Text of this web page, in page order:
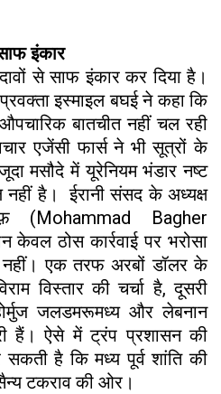
इंकार
से साफ इंकार कर दिया है।
इस्माइल बघई ने कहा कि
बातचीत नहीं चल रही
एजेंसी फार्स ने भी सूत्रों के
मसौदे में यूरेनियम भंडार नष्ट
नहीं है। ईरानी संसद के अध्यक्ष
(Mohammad Bagher
केवल ठोस कार्रवाई पर भरोसा
नहीं। एक तरफ अरबों डॉलर के
विस्तार की चर्चा है, दूसरी
जलडमरूमध्य और लेबनान
हैं। ऐसे में ट्रंप प्रशासन की
है कि मध्य पूर्व शांति की
टकराव की ओर।